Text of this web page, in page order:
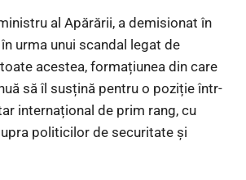
al Apărării, a demisionat în
urma unui scandal legat de
acestea, formațiunea din care
să îl susțină pentru o poziție într-
internațional de prim rang, cu
politicilor de securitate și